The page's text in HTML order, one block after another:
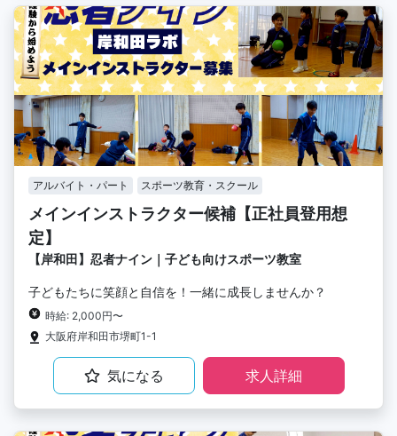
アルバイト・パート スポーツ教育・スクール
メインインストラクター候補【正社員登用想
定】
【岸和田】忍者ナイン｜子ども向けスポーツ教室
子どもたちに笑顔と自信を！一緒に成長しませんか？
時給: 2,000円〜
大阪府岸和田市堺町1-1
気になる 求人詳細